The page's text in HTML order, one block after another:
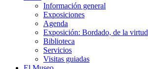
Información general
Exposiciones
Agenda
Exposición: Bordado, de la virtud
Biblioteca
Servicios
Visitas guiadas